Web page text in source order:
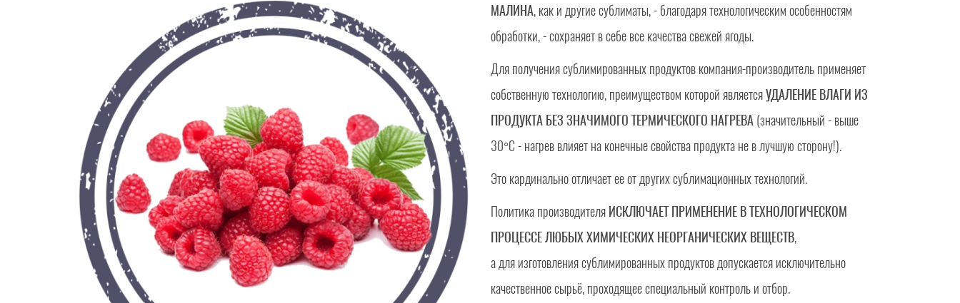
МАЛИНА, как и другие сублиматы, - благодаря технологическим особенностям
обработки, - сохраняет в себе все качества свежей ягоды.
Для получения сублимированных продуктов компания-производитель применяет
собственную технологию, преимуществом которой являетсяУДАЛЕНИЕ ВЛАГИ ИЗ
ПРОДУКТА БЕЗ ЗНАЧИМОГО ТЕРМИЧЕСКОГО НАГРЕВА(значительный - выше
30°C - нагрев влияет на конечные свойства продукта не в лучшую сторону!).
Это кардинально отличает ее от других сублимационных технологий.
Политика производителя ИСКЛЮЧАЕТ ПРИМЕНЕНИЕ В ТЕХНОЛОГИЧЕСКОМ
ПРОЦЕССЕ ЛЮБЫХ ХИМИЧЕСКИХ НЕОРГАНИЧЕСКИХ ВЕЩЕСТВ,
а для изготовления сублимированных продуктов допускается исключительно
качественное сырьё, проходящее специальный контроль и отбор.